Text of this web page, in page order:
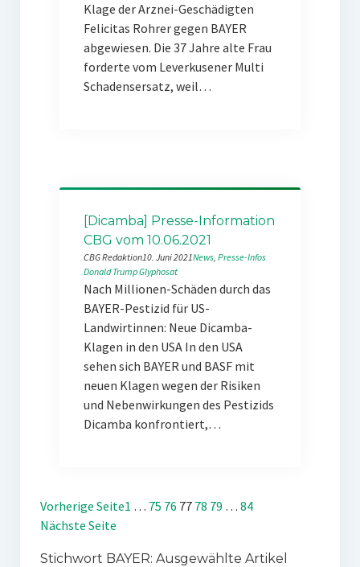
Klage der Arznei-Geschädigten
Felicitas Rohrer gegen BAYER
abgewiesen. Die 37 Jahre alte Frau
forderte vom Leverkusener Multi
Schadensersatz, weil…
[Dicamba] Presse-Information
CBG vom 10.06.2021
CBG Redaktion10. Juni 2021News, Presse-Infos
Donald TrumpGlyphosat
Nach Millionen-Schäden durch das
BAYER-Pestizid für US-
Landwirtinnen: Neue Dicamba-
Klagen in den USA In den USA
sehen sich BAYER und BASF mit
neuen Klagen wegen der Risiken
und Nebenwirkungen des Pestizids
Dicamba konfrontiert,…
Vorherige Seite1 … 75 76 77 78 79 … 84
Nächste Seite
Stichwort BAYER: Ausgewählte Artikel